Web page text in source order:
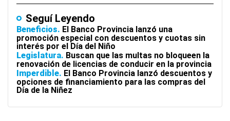
Seguí Leyendo
Beneficios El Banco Provincia lanzó una
promoción especial con descuentos y cuotas sin
interés por el Día del Niño
Legislatura Buscan que las multas no bloqueen la
renovación de licencias de conducir en la provincia
Imperdible El Banco Provincia lanzó descuentos y
opciones de financiamiento para las compras del
Día de la Niñez